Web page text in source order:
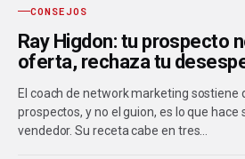
CONSEJOS
Ray Higdon: tu prospecto
oferta, rechaza tu
El coach de network marketing sostiene
prospectos, y no el guion, es lo que hace
vendedor. Su receta cabe en tres…